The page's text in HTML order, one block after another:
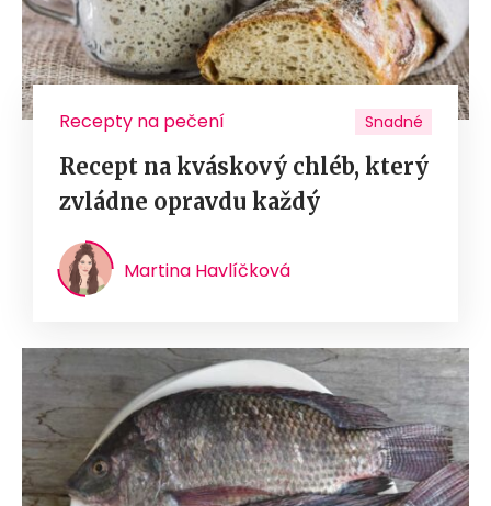
Recepty na pečení Snadné
Recept na kváskový chléb, který
zvládne opravdu každý
Martina Havlíčková